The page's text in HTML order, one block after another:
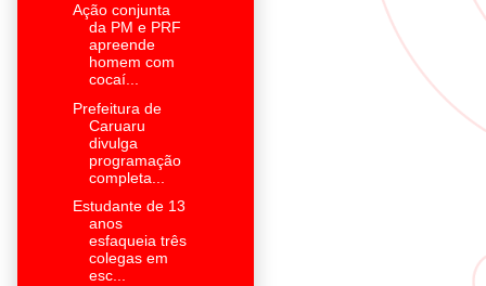
Ação conjunta
da PM e PRF
apreende
homem com
cocaí...
Prefeitura de
Caruaru
divulga
programação
completa...
Estudante de 13
anos
esfaqueia três
colegas em
esc...